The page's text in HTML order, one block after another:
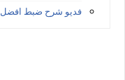
فديو شرح ضبط افضل